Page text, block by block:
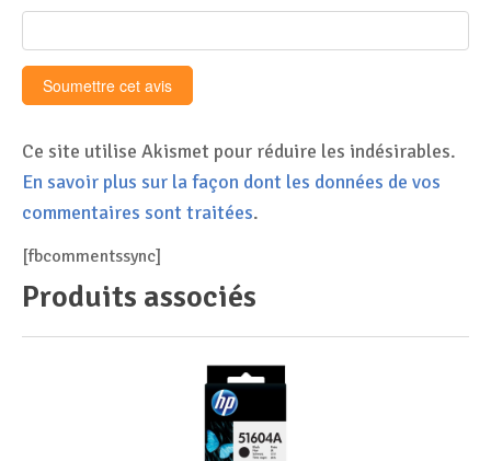
Ce site utilise Akismet pour réduire les indésirables.
En savoir plus sur la façon dont les données de vos
commentaires sont traitées.
[fbcommentssync]
Produits associés